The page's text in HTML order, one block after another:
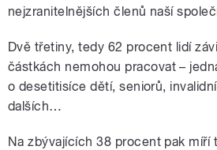
nejzranitelnějších členů naší
Dvě třetiny, tedy 62 procent lidí
částkách nemohou pracovat –
o desetitisíce dětí, seniorů,
dalších…
Na zbývajících 38 procent pak míří